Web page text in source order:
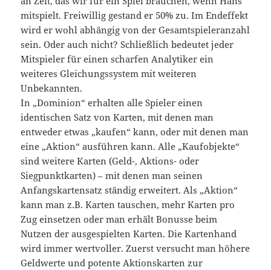
mitspielt. Freiwillig gestand er 50% zu. Im Endeffekt
wird er wohl abhängig von der Gesamtspieleranzahl
sein. Oder auch nicht? Schließlich bedeutet jeder
Mitspieler für einen scharfen Analytiker ein
weiteres Gleichungssystem mit weiteren
Unbekannten.
In „Dominion“ erhalten alle Spieler einen
identischen Satz von Karten, mit denen man
entweder etwas „kaufen“ kann, oder mit denen man
eine „Aktion“ ausführen kann. Alle „Kaufobjekte“
sind weitere Karten (Geld-, Aktions- oder
Siegpunktkarten) – mit denen man seinen
Anfangskartensatz ständig erweitert. Als „Aktion“
kann man z.B. Karten tauschen, mehr Karten pro
Zug einsetzen oder man erhält Bonusse beim
Nutzen der ausgespielten Karten. Die Kartenhand
wird immer wertvoller. Zuerst versucht man höhere
Geldwerte und potente Aktionskarten zur